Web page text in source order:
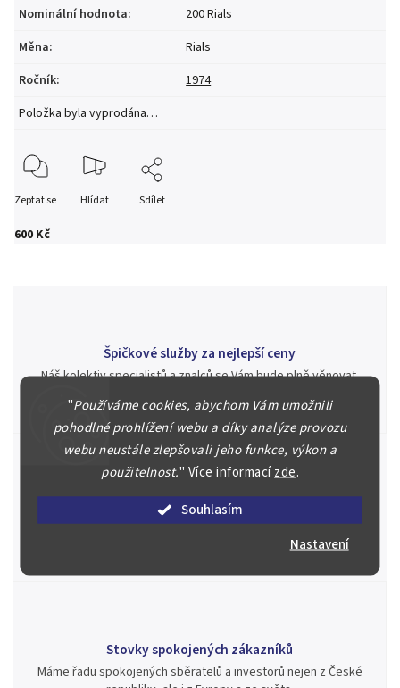
"Používáme cookies, abychom Vám umožnili
pohodlné prohlížení webu a díky analýze provozu
webu neustále zlepšovali jeho funkce, výkon a
použitelnost." Více informacízde.
Souhlasím
Nastavení
600 Kč
Nominální hodnota:
200 Rials
Měna:
Rials
Ročník:
1974
Položka byla vyprodána…
Zeptat se Hlídat Sdílet
Špičkové služby za nejlepší ceny
Náš kolektiv specialistů a znalců se Vám bude plně věnovat.
aukci nebo Vám poradíme kam investovat.
Jsme zde pro Vás nepřetržitě již od roku 2000
Během té doby jsme v našich aukcích prodali významné sbírky i
jednotlivé kusy unikátních mincí, bankovek, řádů a vyznamenání
Stovky spokojených zákazníků
Máme řadu spokojených sběratelů a investorů nejen z České